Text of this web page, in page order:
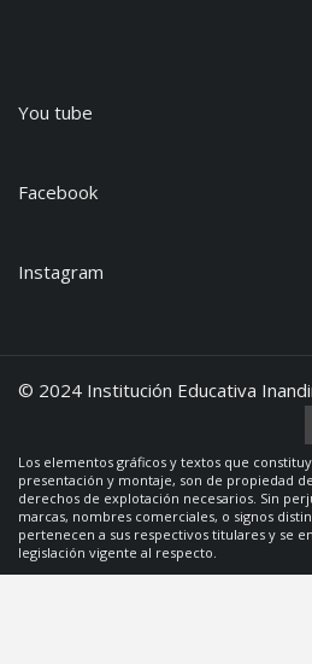
You tube
Facebook
Instagram
© 2024 Institución Educativa
Los elementos gráficos y textos que
presentación y montaje, son de propiedad
derechos de explotación necesarios. Sin
marcas, nombres comerciales, o signos
pertenecen a sus respectivos titulares y se
legislación vigente al respecto.